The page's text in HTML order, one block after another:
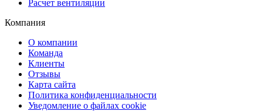
Расчет вентиляции
Компания
О компании
Команда
Клиенты
Отзывы
Карта сайта
Политика конфиденциальности
Уведомление о файлах cookie